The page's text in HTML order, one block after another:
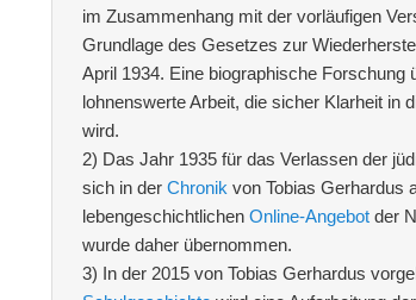
im Zusammenhang mit der vorläufigen
Grundlage des Gesetzes zur
April 1934. Eine biographische Forschung
lohnenswerte Arbeit, die sicher Klarheit in
wird.
2) Das Jahr 1935 für das Verlassen der
sich in der Chronik von Tobias Gerhardus
lebengeschichtlichen Online-Angebot der
wurde daher übernommen.
3) In der 2015 von Tobias Gerhardus